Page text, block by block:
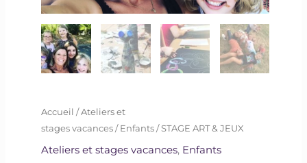
Accueil /Ateliers et
stages vacances/Enfants/ STAGE ART & JEUX
Ateliers et stages vacances, Enfants